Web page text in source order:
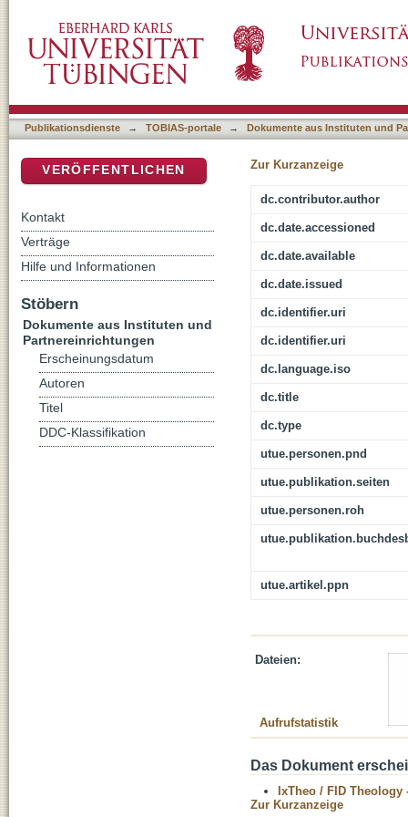
Publikationsdienste → TOBIAS-portale → Dokumente aus Instituten und
Zur Kurzanzeige
dc.contributor.author
dc.date.accessioned
dc.date.available
dc.date.issued
dc.identifier.uri
dc.identifier.uri
dc.language.iso
dc.title
dc.type
utue.personen.pnd
utue.publikation.seiten
utue.personen.roh
utue.artikel.ppn
Dateien:
Aufrufstatistik
Das Dokument
IxTheo / FID Theology
Zur Kurzanzeige
VERÖFFENTLICHEN
Kontakt
Verträge
Hilfe und Informationen
Stöbern
Dokumente aus Instituten und
Partnereinrichtungen
Erscheinungsdatum
Autoren
Titel
DDC-Klassifikation